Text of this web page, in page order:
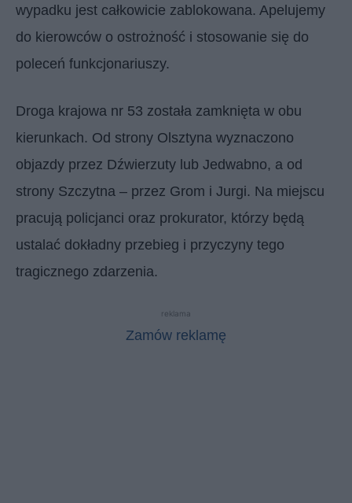
wypadku jest całkowicie zablokowana. Apelujemy
do kierowców o ostrożność i stosowanie się do
poleceń funkcjonariuszy.
Droga krajowa nr 53 została zamknięta w obu
kierunkach. Od strony Olsztyna wyznaczono
objazdy przez Dźwierzuty lub Jedwabno, a od
strony Szczytna – przez Grom i Jurgi. Na miejscu
pracują policjanci oraz prokurator, którzy będą
ustalać dokładny przebieg i przyczyny tego
tragicznego zdarzenia.
reklama
Zamów reklamę